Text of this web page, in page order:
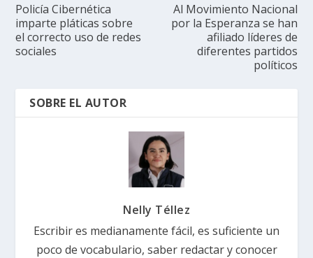
Policía Cibernética
imparte pláticas sobre
el correcto uso de redes
sociales
Al Movimiento Nacional
por la Esperanza se han
afiliado líderes de
diferentes partidos
políticos
SOBRE EL AUTOR
Nelly Téllez
Escribir es medianamente fácil, es suficiente un
poco de vocabulario, saber redactar y conocer